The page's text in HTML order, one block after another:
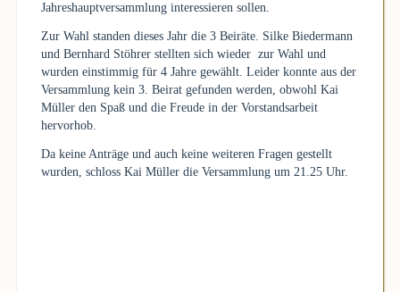
Jahreshauptversammlung interessieren sollen.
Zur Wahl standen dieses Jahr die 3 Beiräte. Silke Biedermann
und Bernhard Stöhrer stellten sich wieder zur Wahl und
wurden einstimmig für 4 Jahre gewählt. Leider konnte aus der
Versammlung kein 3. Beirat gefunden werden, obwohl Kai
Müller den Spaß und die Freude in der Vorstandsarbeit
hervorhob.
Da keine Anträge und auch keine weiteren Fragen gestellt
wurden, schloss Kai Müller die Versammlung um 21.25 Uhr.